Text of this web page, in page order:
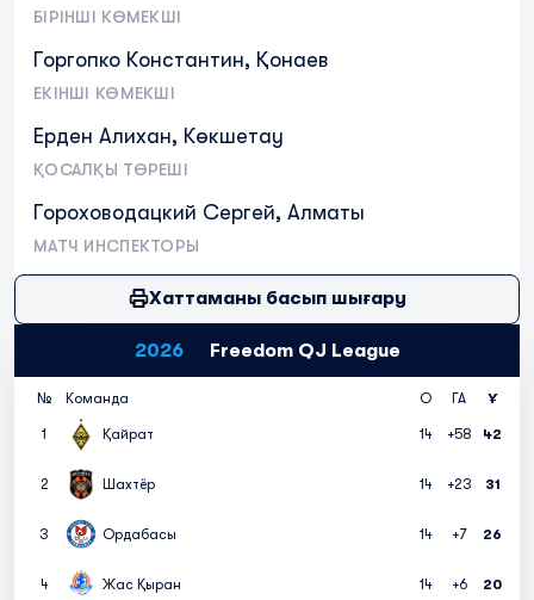
2026 Freedom QJ League
№ Команда О ГА Ұ
1 Қайрат 14 +58 42
2 Шахтёр 14 +23 31
3 Ордабасы 14 +7 26
4 Жас Қыран 14 +6 20
БІРІНШІ КӨМЕКШІ
Горгопко Константин, Қонаев
ЕКІНШІ КӨМЕКШІ
Ерден Алихан, Көкшетау
ҚОСАЛҚЫ ТӨРЕШІ
Гороховодацкий Сергей, Алматы
МАТЧ ИНСПЕКТОРЫ
Хаттаманы басып шығару